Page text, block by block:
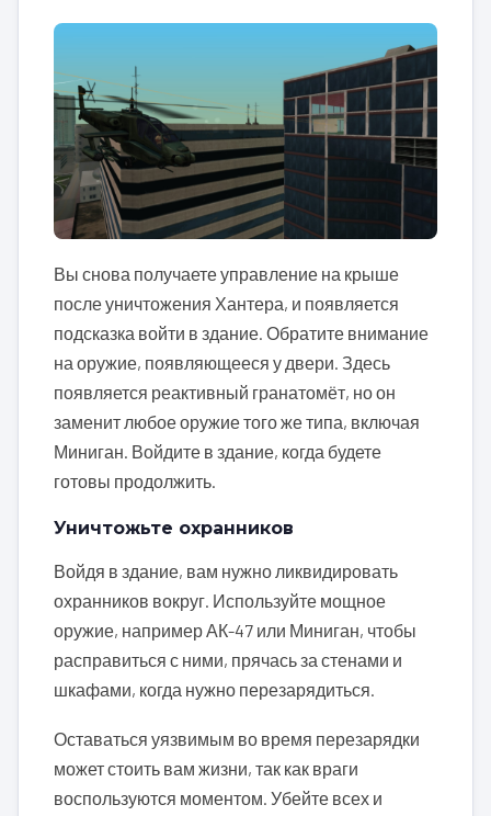
Вы снова получаете управление на крыше
после уничтожения Хантера, и появляется
подсказка войти в здание. Обратите внимание
на оружие, появляющееся у двери. Здесь
появляется реактивный гранатомёт, но он
заменит любое оружие того же типа, включая
Миниган. Войдите в здание, когда будете
готовы продолжить.
Уничтожьте охранников
Войдя в здание, вам нужно ликвидировать
охранников вокруг. Используйте мощное
оружие, например АК-47 или Миниган, чтобы
расправиться с ними, прячась за стенами и
шкафами, когда нужно перезарядиться.
Оставаться уязвимым во время перезарядки
может стоить вам жизни, так как враги
воспользуются моментом. Убейте всех и